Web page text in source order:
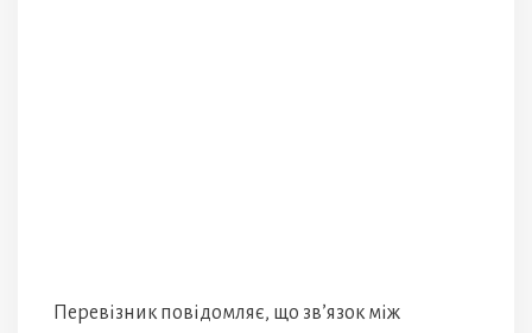
Перевізник повідомляє, що зв’язок між